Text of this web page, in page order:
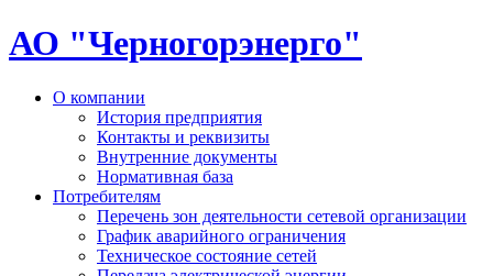
АО "Черногорэнерго"
О компании
История предприятия
Контакты и реквизиты
Внутренние документы
Нормативная база
Потребителям
Перечень зон деятельности сетевой организации
График аварийного ограничения
Техническое состояние сетей